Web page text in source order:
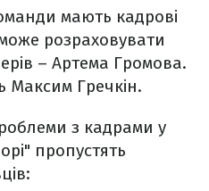
мають кадрові
розраховувати
– Артема Громова.
Максим Гречкін.
з кадрами у
пропустять